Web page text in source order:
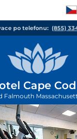
po telefonu: (855)
Cape Cod
Falmouth